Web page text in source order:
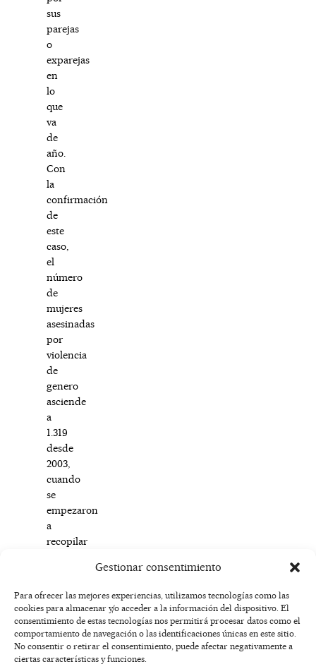
Gestionar consentimiento
Para ofrecer las mejores experiencias, utilizamos tecnologías como las
cookies para almacenar y/o acceder a la información del dispositivo. El
consentimiento de estas tecnologías nos permitirá procesar datos como el
comportamiento de navegación o las identificaciones únicas en este sitio.
No consentir o retirar el consentimiento, puede afectar negativamente a
ciertas características y funciones.
sus
parejas
o
exparejas
en
lo
que
va
de
año.
Con
la
confirmación
de
este
caso,
el
número
de
mujeres
asesinadas
por
violencia
de
genero
asciende
a
1.319
desde
2003,
cuando
se
empezaron
a
recopilar
F
a
c
e
I
n
s
t
X
-
t
w
Y
o
u
t
T
i
k
t
AVISO